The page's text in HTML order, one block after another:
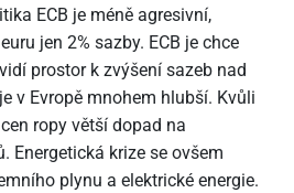
ECB je méně agresivní,
jen 2% sazby. ECB je chce
prostor k zvýšení sazeb nad
v Evropě mnohem hlubší. Kvůli
ropy větší dopad na
Energetická krize se ovšem
plynu a elektrické energie.